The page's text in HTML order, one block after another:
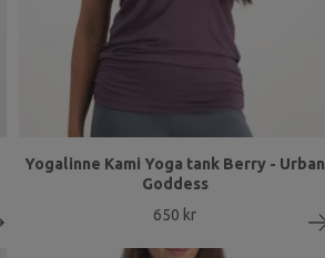
Yogalinne Kami Yoga tank Berry - Urban
Goddess
650 kr